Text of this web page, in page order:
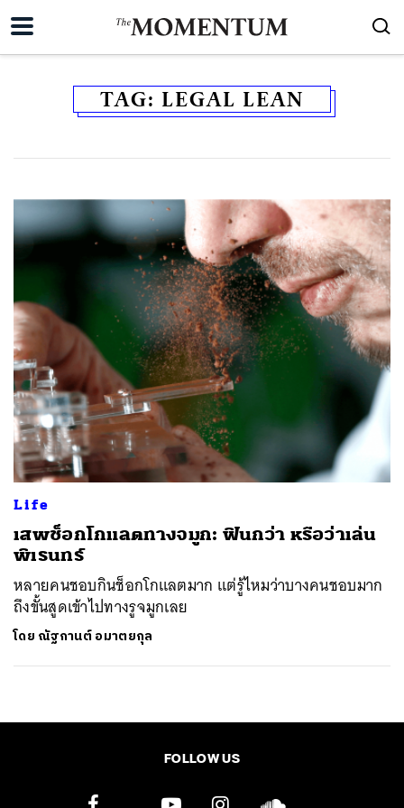
TAG: LEGAL LEAN
Life
เสพช็อกโกแลตทางจมูก: ฟินกว่า หรือว่าเล่น
พิเรนทร์
หลายคนชอบกินช็อกโกแลตมาก แต่รู้ไหมว่าบางคนชอบมาก
ถึงขั้นสูดเข้าไปทางรูจมูกเลย
โดย ณัฐกานต์ อมาตยกุล
FOLLOW US
ค้นหา
SHARE TWEET LINE EMAIL